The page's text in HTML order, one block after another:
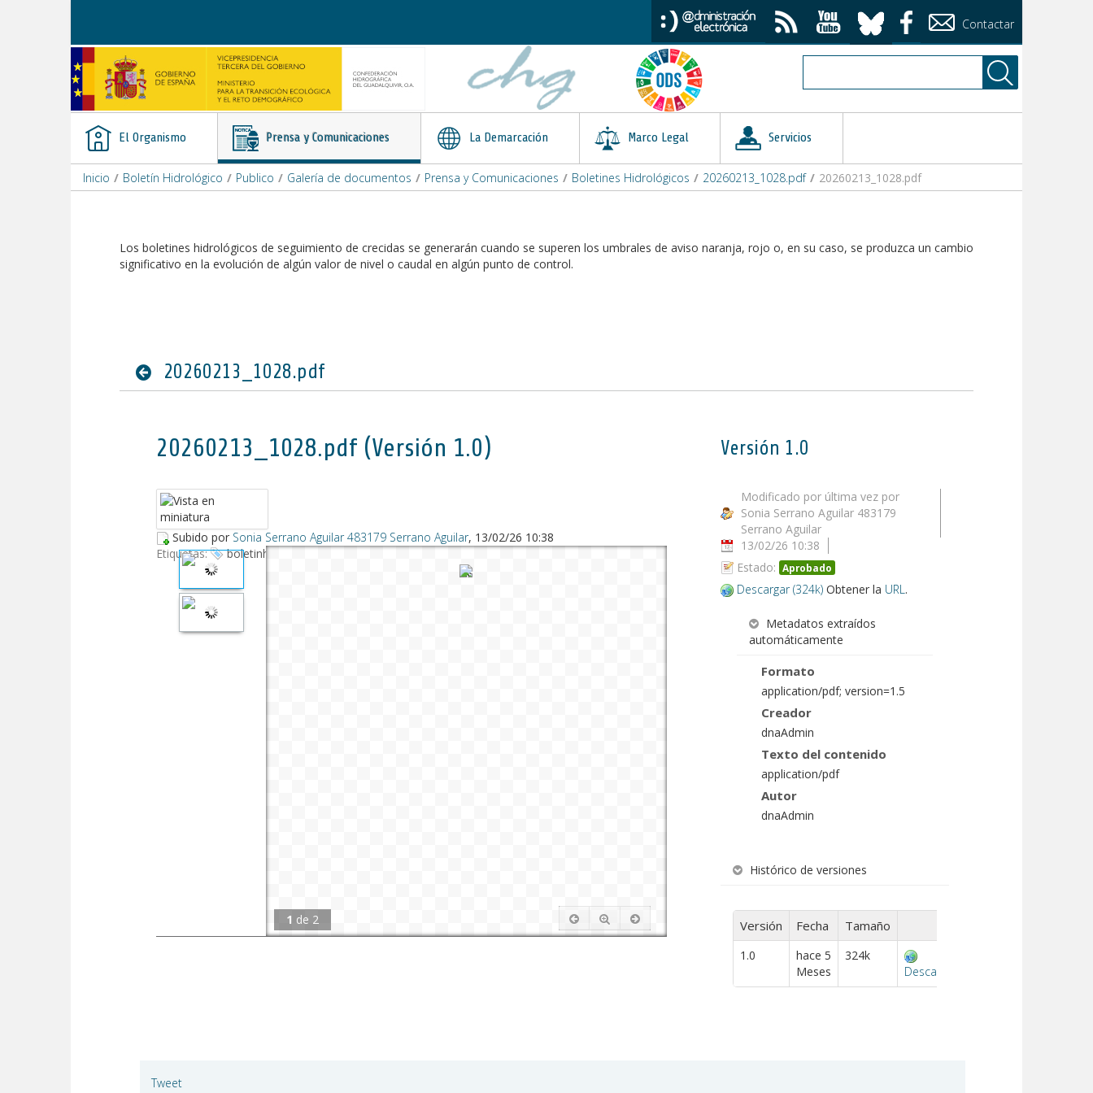
Contactar
El Organismo Prensa y Comunicaciones La Demarcación Marco Legal Servicios
Inicio / Boletín Hidrológico / Publico / Galería de documentos / Prensa y Comunicaciones / Boletines Hidrológicos / 20260213_1028.pdf / 20260213_1028.pdf
Los boletines hidrológicos de seguimiento de crecidas se generarán cuando se superen los umbrales de aviso naranja, rojo o, en su caso, se produzca un cambio
significativo en la evolución de algún valor de nivel o caudal en algún punto de control.
20260213_1028.pdf
20260213_1028.pdf (Versión 1.0)
Subido por Sonia Serrano Aguilar 483179 Serrano Aguilar, 13/02/26 10:38
Etiquetas:
boletinhidrologico
1 de 2
Versión 1.0
Modificado por última vez por
Sonia Serrano Aguilar 483179
Serrano Aguilar
13/02/26 10:38
Estado: Aprobado
Descargar (324k) Obtener la URL.
Metadatos extraídos
automáticamente
Formato
application/pdf; version=1.5
Creador
dnaAdmin
Texto del contenido
application/pdf
Autor
dnaAdmin
Histórico de versiones
Versión Fecha Tamaño
1.0
hace 5
Meses
324k
Descargar
Tweet